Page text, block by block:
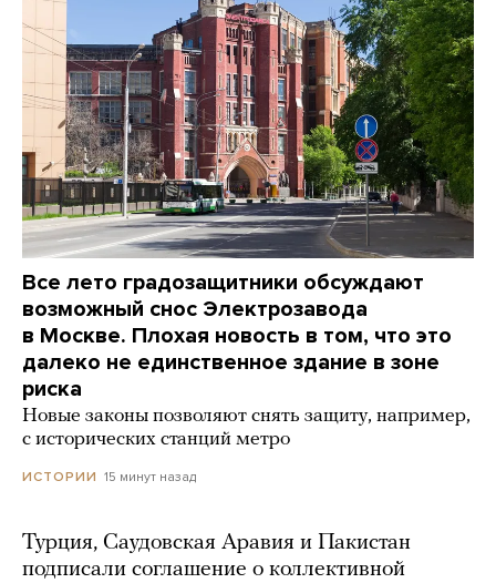
Все лето градозащитники обсуждают
возможный снос Электрозавода
в Москве. Плохая новость в том, что это
далеко не единственное здание в зоне
риска
Новые законы позволяют снять защиту, например,
с исторических станций метро
ИСТОРИИ 15 минут назад
Турция, Саудовская Аравия и Пакистан
подписали соглашение о коллективной